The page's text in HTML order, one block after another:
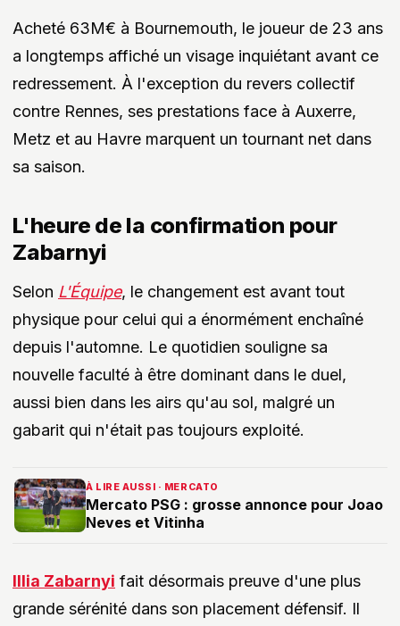
Acheté 63M€ à Bournemouth, le joueur de 23 ans
a longtemps affiché un visage inquiétant avant ce
redressement. À l'exception du revers collectif
contre Rennes, ses prestations face à Auxerre,
Metz et au Havre marquent un tournant net dans
sa saison.
L'heure de la confirmation pour
Zabarnyi
Selon L'Équipe, le changement est avant tout
physique pour celui qui a énormément enchaîné
depuis l'automne. Le quotidien souligne sa
nouvelle faculté à être dominant dans le duel,
aussi bien dans les airs qu'au sol, malgré un
gabarit qui n'était pas toujours exploité.
À LIRE AUSSI · MERCATO
Mercato PSG : grosse annonce pour Joao
Neves et Vitinha
Illia Zabarnyi fait désormais preuve d'une plus
grande sérénité dans son placement défensif. Il